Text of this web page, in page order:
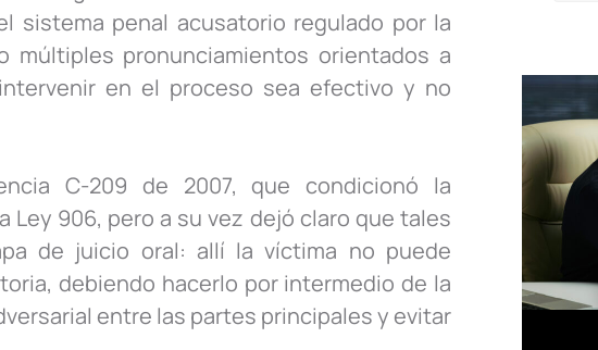
sistema penal acusatorio regulado por la
pronunciamientos orientados a
en el proceso sea efectivo y no
C-209 de 2007, que condicionó la
906, pero a su vez dejó claro que tales
de juicio oral: allí la víctima no puede
debiendo hacerlo por intermedio de la
entre las partes principales y evitar